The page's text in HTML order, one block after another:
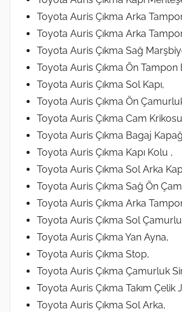
Toyota Auris Çıkma Arka
Toyota Auris Çıkma Arka
Toyota Auris Çıkma Sağ
Toyota Auris Çıkma Ön Tampon
Toyota Auris Çıkma Sol Kapı,
Toyota Auris Çıkma Ön
Toyota Auris Çıkma Cam
Toyota Auris Çıkma Bagaj
Toyota Auris Çıkma Kapı Kolu ,
Toyota Auris Çıkma Sol Arka
Toyota Auris Çıkma Sağ Ön
Toyota Auris Çıkma Arka
Toyota Auris Çıkma Sol
Toyota Auris Çıkma Yan Ayna,
Toyota Auris Çıkma Stop,
Toyota Auris Çıkma Çamurluk
Toyota Auris Çıkma Takım Çelik
Toyota Auris Çıkma Sol Arka,